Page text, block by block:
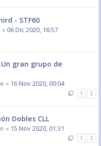
- STF60
« 06 Dic 2020, 16:57
gran grupo de
« 16 Nov 2020, 00:04
1 2
Dobles CLL
« 15 Nov 2020, 01:31
1 2